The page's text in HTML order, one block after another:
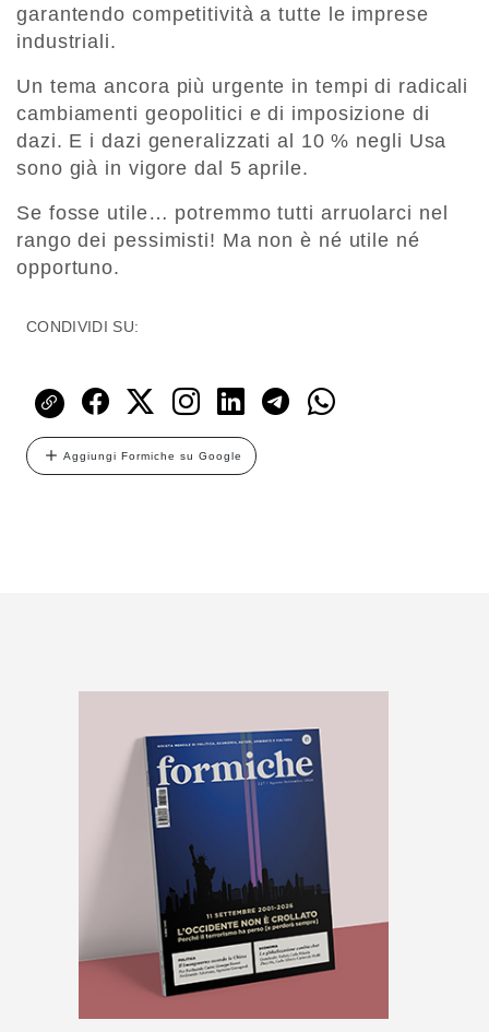
garantendo competitività a tutte le imprese
industriali.
Un tema ancora più urgente in tempi di radicali
cambiamenti geopolitici e di imposizione di
dazi. E i dazi generalizzati al 10 % negli Usa
sono già in vigore dal 5 aprile.
Se fosse utile… potremmo tutti arruolarci nel
rango dei pessimisti! Ma non è né utile né
opportuno.
CONDIVIDI SU:
Aggiungi Formiche su Google